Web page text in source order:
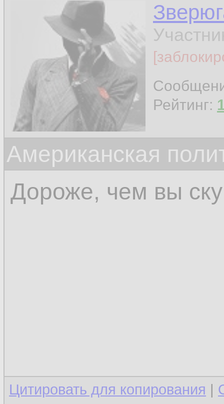
Рейтинг:
Американская
Дороже, чем вы
Цитировать для копирования |